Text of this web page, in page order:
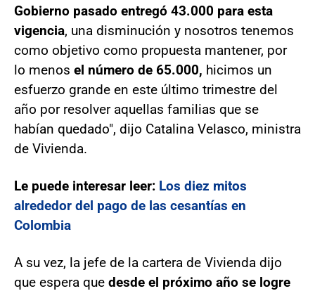
Gobierno pasado entregó 43.000 para esta
vigencia, una disminución y nosotros tenemos
como objetivo como propuesta mantener, por
lo menos el número de 65.000, hicimos un
esfuerzo grande en este último trimestre del
año por resolver aquellas familias que se
habían quedado", dijo Catalina Velasco, ministra
de Vivienda.
Le puede interesar leer: Los diez mitos
alrededor del pago de las cesantías en
Colombia
A su vez, la jefe de la cartera de Vivienda dijo
que espera que desde el próximo año se logre